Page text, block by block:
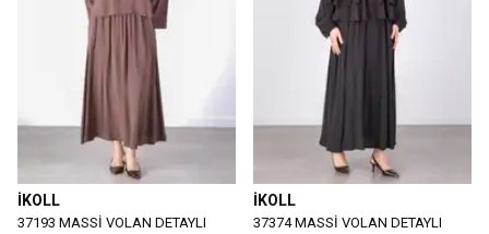
İKOLL
37193 MASSİ VOLAN DETAYLI
İKOLL
37374 MASSİ VOLAN DETAYLI